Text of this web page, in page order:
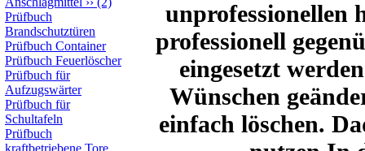
Prüfbuch
Brandschutztüren
Prüfbuch Container
Prüfbuch Feuerlöscher
Prüfbuch für
Aufzugswärter
Prüfbuch für
Schultafeln
Prüfbuch
kraftbetriebene Tore
unprofessionellen
professionell
eingesetzt
Wünschen
einfach löschen.